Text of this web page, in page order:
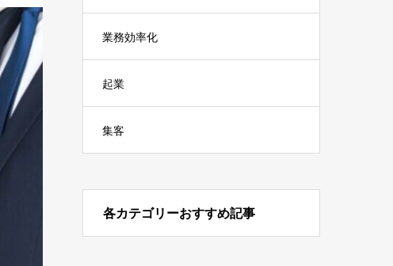
業務効率化
起業
集客
各カテゴリーおすすめ記事